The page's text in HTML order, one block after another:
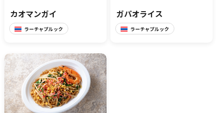
カオマンガイ
ラーチャプルック
ガパオライス
ラーチャプルック